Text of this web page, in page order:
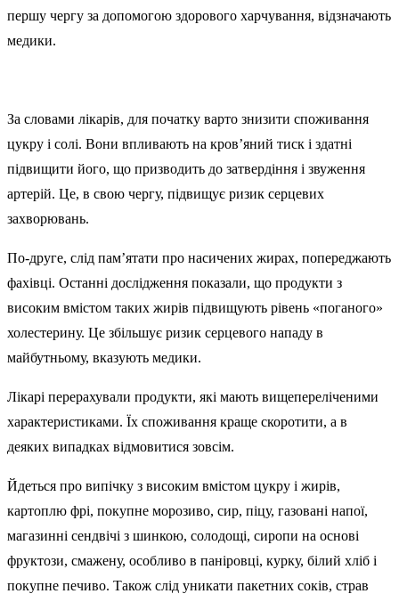
першу чергу за допомогою здорового харчування, відзначають
медики.
За словами лікарів, для початку варто знизити споживання
цукру і солі. Вони впливають на кров’яний тиск і здатні
підвищити його, що призводить до затвердіння і звуження
артерій. Це, в свою чергу, підвищує ризик серцевих
захворювань.
По-друге, слід пам’ятати про насичених жирах, попереджають
фахівці. Останні дослідження показали, що продукти з
високим вмістом таких жирів підвищують рівень «поганого»
холестерину. Це збільшує ризик серцевого нападу в
майбутньому, вказують медики.
Лікарі перерахували продукти, які мають вищепереліченими
характеристиками. Їх споживання краще скоротити, а в
деяких випадках відмовитися зовсім.
Йдеться про випічку з високим вмістом цукру і жирів,
картоплю фрі, покупне морозиво, сир, піцу, газовані напої,
магазинні сендвічі з шинкою, солодощі, сиропи на основі
фруктози, смажену, особливо в паніровці, курку, білий хліб і
покупне печиво. Також слід уникати пакетних соків, страв